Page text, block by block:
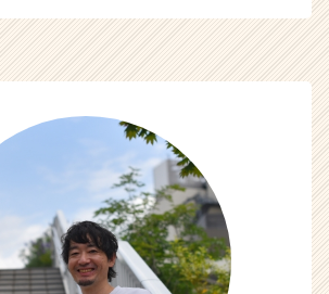
く
ト
チ
ア